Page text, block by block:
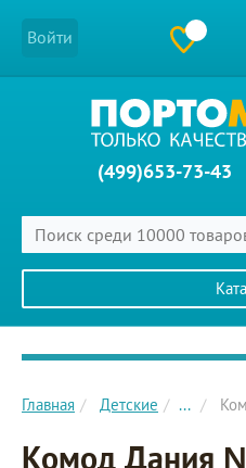
Войти
(499)653-73-43
Главное меню сайта
Главная Детские ...
Комод Дания